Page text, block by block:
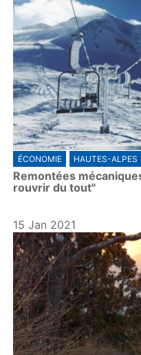
ÉCONOMIE HAUTES-ALPES
Remontées
rouvrir du tout"
15 Jan 2021